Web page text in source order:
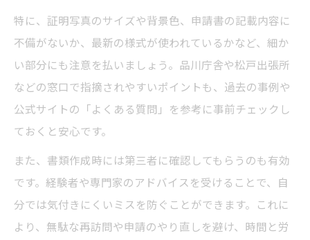
特に、証明写真のサイズや背景色、申請書の記載内容に
不備がないか、最新の様式が使われているかなど、細か
い部分にも注意を払いましょう。品川庁舎や松戸出張所
などの窓口で指摘されやすいポイントも、過去の事例や
公式サイトの「よくある質問」を参考に事前チェックし
ておくと安心です。
また、書類作成時には第三者に確認してもらうのも有効
です。経験者や専門家のアドバイスを受けることで、自
分では気付きにくいミスを防ぐことができます。これに
より、無駄な再訪問や申請のやり直しを避け、時間と労